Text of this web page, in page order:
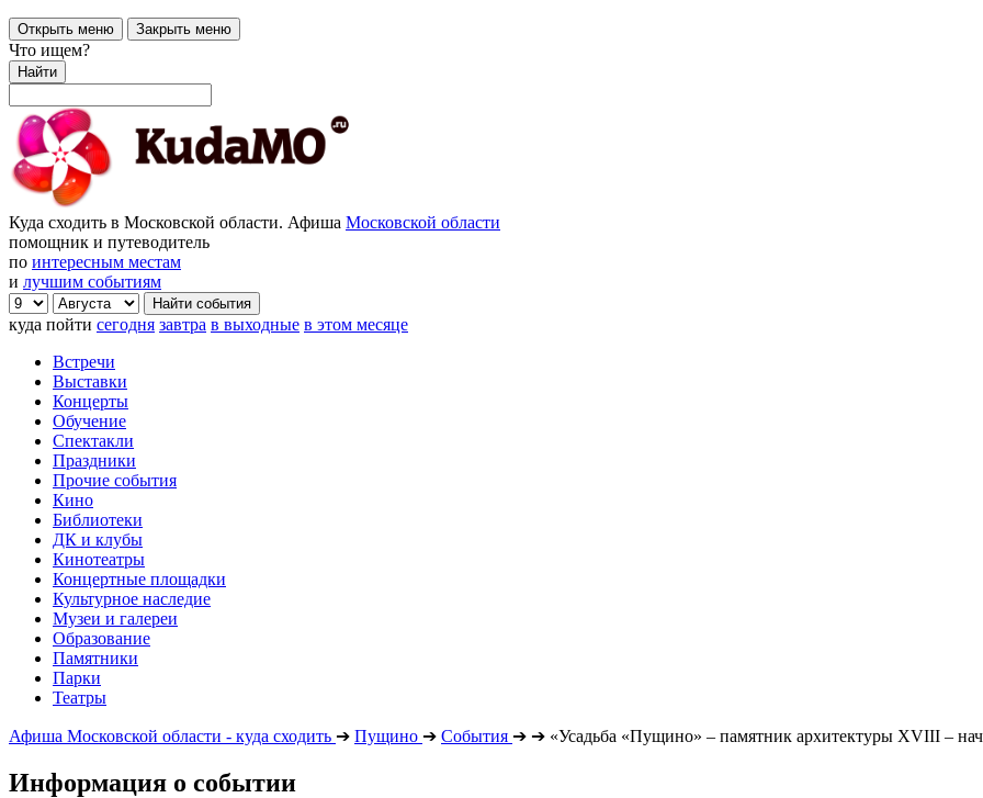
Открыть меню Закрыть меню
Что ищем?
Найти
Куда сходить в Московской области. Афиша Московской области
помощник и путеводитель
по интересным местам
и лучшим событиям
куда пойти сегодня завтра в выходные в этом месяце
Встречи
Выставки
Концерты
Обучение
Спектакли
Праздники
Прочие события
Кино
Библиотеки
ДК и клубы
Кинотеатры
Концертные площадки
Культурное наследие
Музеи и галереи
Образование
Памятники
Парки
Театры
Афиша Московской области - куда сходить ➔ Пущино ➔ События ➔ ➔ «Усадьба «Пущино» – памятник архитектуры XVIII –
Информация о событии